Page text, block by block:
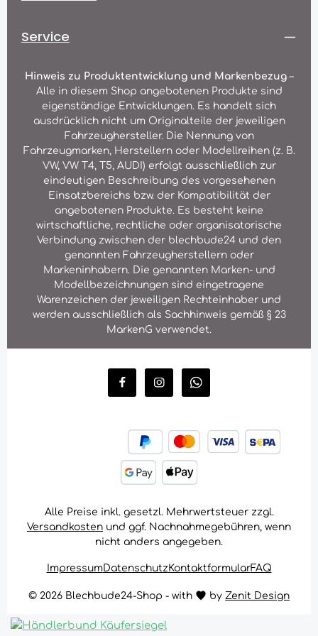
Service
Hinweis zu Produktentwicklung und Markenbezug –
Alle in diesem Shop angebotenen Produkte sind
eigenständige Entwicklungen. Es handelt sich
ausdrücklich nicht um Originalteile der jeweiligen
Fahrzeughersteller. Die Nennung von
Fahrzeugmarken, Herstellern oder Modellreihen (z. B.
VW, VW T4, T5, AUDI) erfolgt ausschließlich zur
eindeutigen Beschreibung des vorgesehenen
Einsatzbereichs bzw. der Kompatibilität der
angebotenen Produkte. Es besteht keine
wirtschaftliche, rechtliche oder organisatorische
Verbindung zwischen der blechbude24 und den
genannten Fahrzeugherstellern oder
Markeninhabern. Die genannten Marken- und
Modellbezeichnungen sind eingetragene
Warenzeichen der jeweiligen Rechteinhaber und
werden ausschließlich als Sachhinweis gemäß § 23
MarkenG verwendet.
Alle Preise inkl. gesetzl. Mehrwertsteuer zzgl.
Versandkosten und ggf. Nachnahmegebühren, wenn
nicht anders angegeben.
© 2026 Blechbude24-Shop - with byZenit Design
ImpressumDatenschutzKontaktformularFAQ